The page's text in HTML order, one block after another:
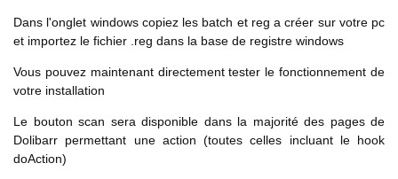
Dans l'onglet windows copiez les batch et reg a créer sur votre pc
et importez le fichier .reg dans la base de registre windows
Vous pouvez maintenant directement tester le fonctionnement de
votre installation
Le bouton scan sera disponible dans la majorité des pages de
Dolibarr permettant une action (toutes celles incluant le hook
doAction)